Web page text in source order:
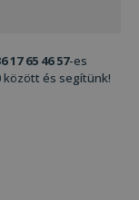
17 65 46 57-es
között és segítünk!